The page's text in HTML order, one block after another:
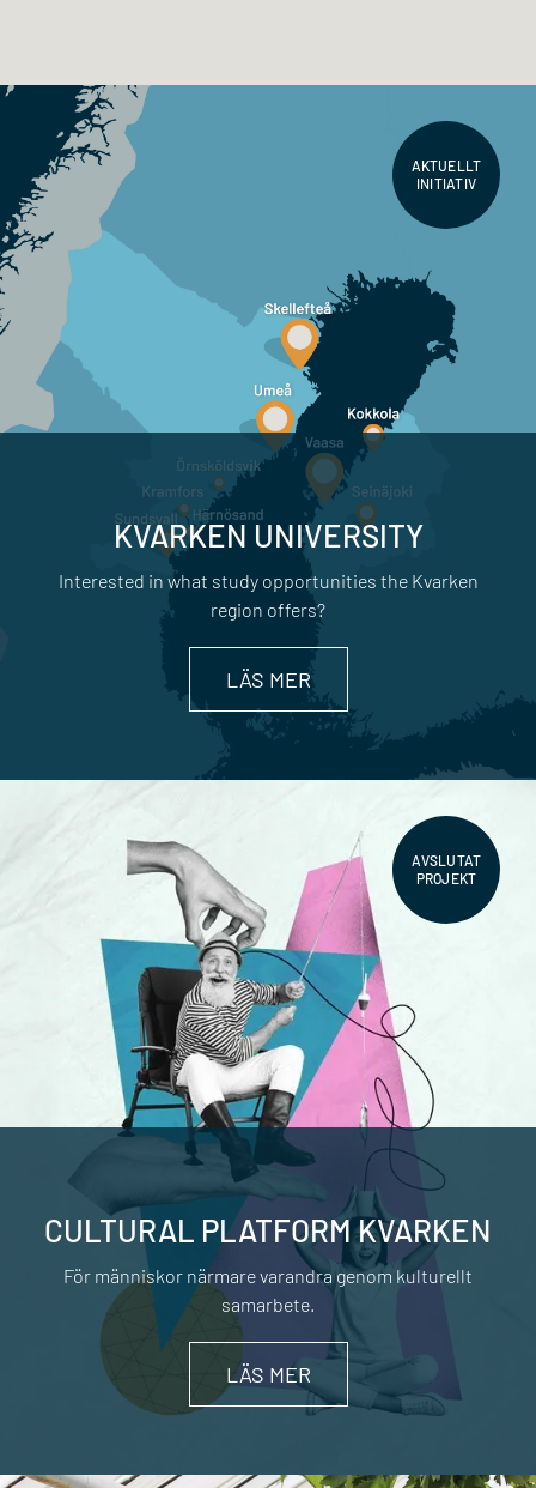
AKTUELLT
INITIATIV
KVARKEN UNIVERSITY
Interested in what study opportunities the Kvarken
region offers?
LÄS MER
AVSLUTAT
PROJEKT
CULTURAL PLATFORM KVARKEN
För människor närmare varandra genom kulturellt
samarbete.
LÄS MER